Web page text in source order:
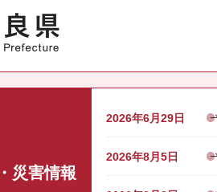
災害情報
2026年6月29日
2026年8月5日